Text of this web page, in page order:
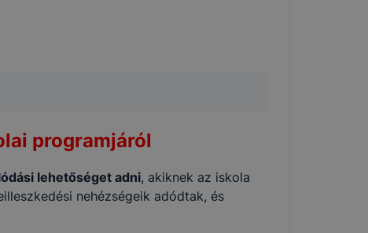
programjáról
lehetőséget adni, akiknek az iskola
nehézségeik adódtak, és